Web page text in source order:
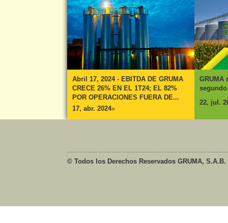
Abril 17, 2024 - EBITDA DE GRUMA
CRECE 26% EN EL 1T24; EL 82%
POR OPERACIONES FUERA DE...
17, abr. 2024»
GRUMA
22, jul.
© Todos los Derechos Reservados GRUMA, S.A.B.